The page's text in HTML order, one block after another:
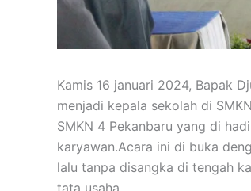
Kamis 16 januari 2024, Bapak
menjadi kepala sekolah di
SMKN 4 Pekanbaru yang di
karyawan.Acara ini di buka
lalu tanpa disangka di tengah
tata usaha.